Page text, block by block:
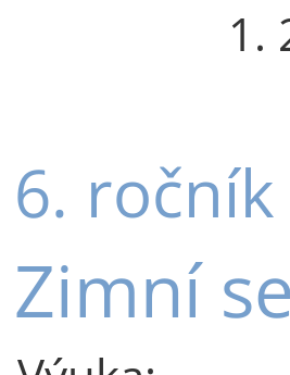
1.
6. ročník
Zimní